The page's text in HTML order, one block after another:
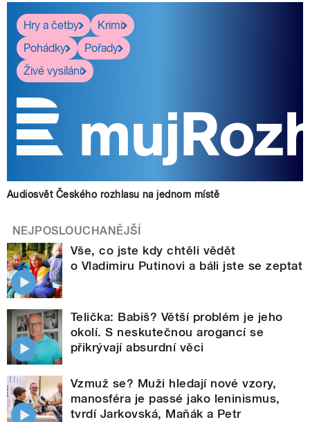
Hry a četby
Krimi
Pohádky
Pořady
Živé vysílání
Audiosvět Českého rozhlasu na jednom místě
NEJPOSLOUCHANĚJŠÍ
Vše, co jste kdy chtěli vědět
o Vladimiru Putinovi a báli jste se zeptat
Telička: Babiš? Větší problém je jeho
okolí. S neskutečnou arogancí se
přikrývají absurdní věci
Vzmuž se? Muži hledají nové vzory,
manosféra je passé jako leninismus,
tvrdí Jarkovská, Maňák a Petr